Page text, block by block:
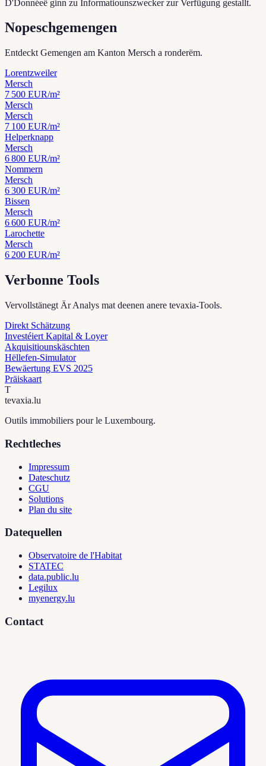
D'Donnéeë ginn zu Informatiounszwecker zur Verfügung gestallt.
Nopeschgemengen
Entdeckt Gemengen am Kanton Mersch a ronderëm.
Lorentzweiler
Mersch
7 500 EUR/m²
Mersch
Mersch
7 100 EUR/m²
Helperknapp
Mersch
6 800 EUR/m²
Nommern
Mersch
6 300 EUR/m²
Bissen
Mersch
6 600 EUR/m²
Larochette
Mersch
6 200 EUR/m²
Verbonne Tools
Vervollstänegt Är Analys mat deenen anere tevaxia-Tools.
Direkt Schätzung
Investéiert Kapital & Loyer
Akquisitiounskäschten
Hëllefen-Simulator
Bewäertung EVS 2025
Präiskaart
T
tevaxia.lu
Outils immobiliers pour le Luxembourg.
Rechtleches
Impressum
Dateschutz
CGU
Solutions
Plan du site
Datequellen
Observatoire de l'Habitat
STATEC
data.public.lu
Legilux
myenergy.lu
Contact